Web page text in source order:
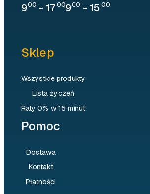
900 - 17 00900 - 15 00
Sklep
Wszystkie produkty
Lista życzeń
Raty 0% w 15 minut
Pomoc
Dostawa
Kontakt
Płatności